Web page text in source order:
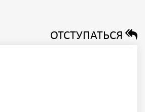
ОТСТУПАТЬСЯ